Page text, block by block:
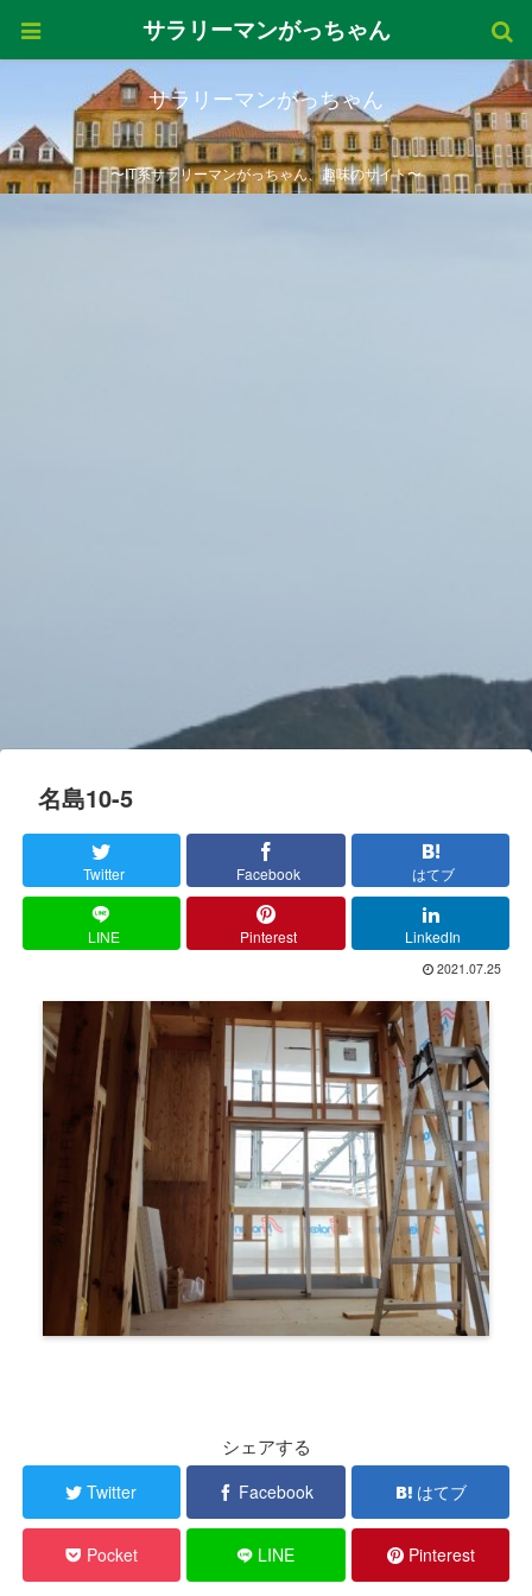
サラリーマンがっちゃん
〜IT系サラリーマンがっちゃん、趣味のサイト〜
名島10-5
Twitter Facebook はてブ
LINE Pinterest LinkedIn
2021.07.25
シェアする
Twitter Facebook はてブ
Pocket LINE Pinterest
サラリーマンがっちゃん